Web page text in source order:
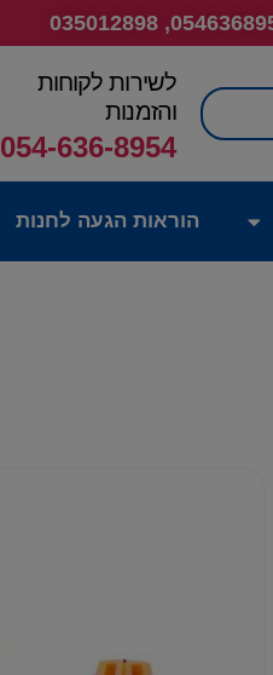
חיפוש
לשירות לקוחות
והזמנות
054-636-8954
הוראות הגעה לחנות